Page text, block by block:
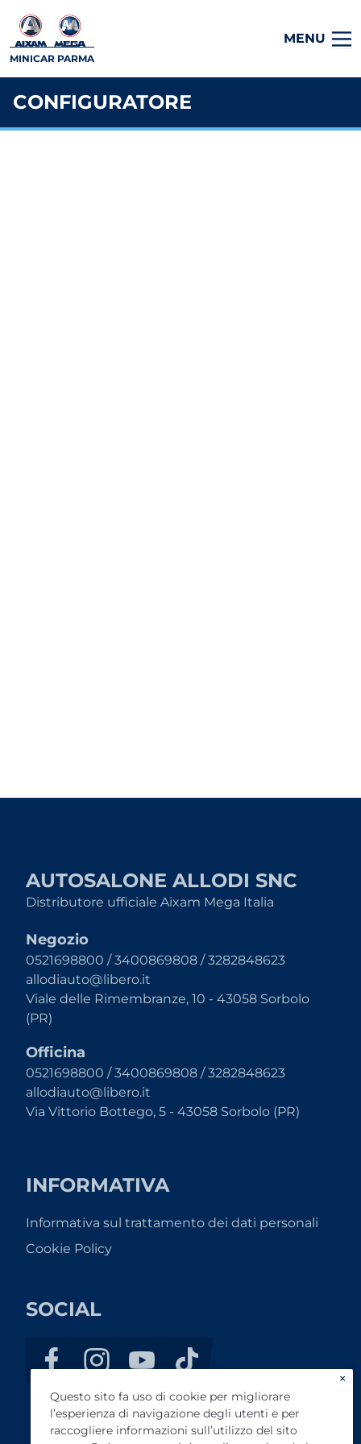
MINICAR PARMA
MENU
CONFIGURATORE
AUTOSALONE ALLODI SNC
Distributore ufficiale Aixam Mega Italia
Negozio
0521698800 / 3400869808 / 3282848623
allodiauto@libero.it
Viale delle Rimembranze, 10 - 43058 Sorbolo
(PR)
Officina
0521698800 / 3400869808 / 3282848623
allodiauto@libero.it
Via Vittorio Bottego, 5 - 43058 Sorbolo (PR)
INFORMATIVA
Informativa sul trattamento dei dati personali
Cookie Policy
SOCIAL
×
Questo sito fa uso di cookie per migliorare
l’esperienza di navigazione degli utenti e per
raccogliere informazioni sull’utilizzo del sito